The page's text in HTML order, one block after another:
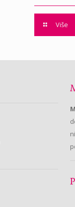
Više